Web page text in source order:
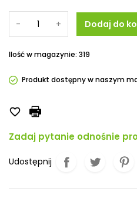
- + Dodaj do
Ilość w magazynie: 319
Produkt dostępny w naszym

Zadaj pytanie odnośnie
Udostępnij